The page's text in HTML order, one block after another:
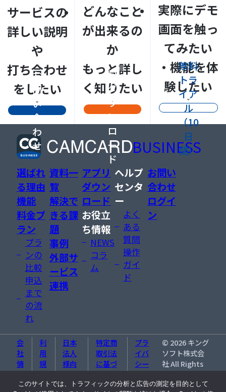
サービスの
詳しい説明
や
打ち合わせ
をしたい
お
問
い
合
わ
せ
どんなこと
が出来るの
か
もっと詳し
く知りたい
資
料
ダ
ウ
ン
ロ
ー
ド
実際にデモ
画面を触っ
てみたい
・機能を体
験したい
無料
トラ
イア
ル
（10
日
間）
BUSINESS
選ばれ
る理由
機能
料金プ
ラン
プラ
ンの
比較
申込
まで
の流
れ
資料一
覧
解決で
きる課
題
事例
外部サ
ービス
連携
アプリ
ダウン
ロード
お役立
ち情報
NEWS
コラ
ム
ヘルプ
センタ
ー
よく
ある
質問
操作
ガイ
ド
お問い
合わせ
ログイ
ン
会
社
情
報
利
用
規
約
日本
法人
様向
け特
約
特定商
取引法
に基づ
く表記
プラ
イバ
シー
ポリ
シー
© 2026キング
ソフト株式会
社 All Rights
Reserved.
このサイトでは、トラフィックの分析と広告の測定を目的として